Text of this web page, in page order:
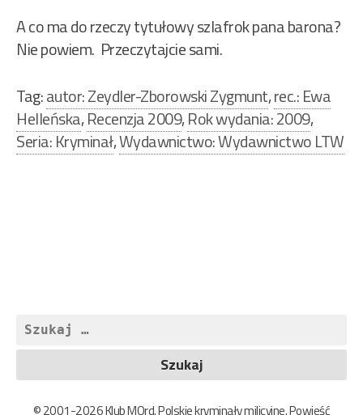
A co ma do rzeczy tytułowy szlafrok pana barona?
Nie powiem. Przeczytajcie sami.
Tag:autor: Zeydler-Zborowski Zygmunt,rec.: Ewa
Helleńska,Recenzja 2009,Rok wydania: 2009,
Seria: Kryminał,Wydawnictwo: Wydawnictwo LTW
Szukaj:
© 2001-2026 Klub MOrd. Polskie kryminały milicyjne. Powieść